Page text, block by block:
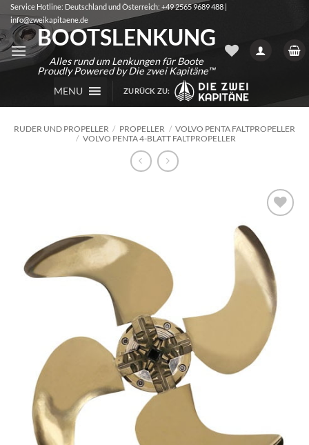
Zum
Inhalt
springen
Service Hotline: Deutschland und Österreich: +49 2565 9689 488 |
info@zweikapitaene.de
BOOTSLENKUNG
Alles rund um Lenkungen für Boote
Proudly Powered by Die zwei Kapitäne™
MENU
ZURÜCK ZU:
RUDER UND PROPELLER / PROPELLER / VOLVO PENTA FALTPROPELLER
/ VOLVO PENTA 4-BLATT FALTPROPELLER
Auf die
Wunschliste